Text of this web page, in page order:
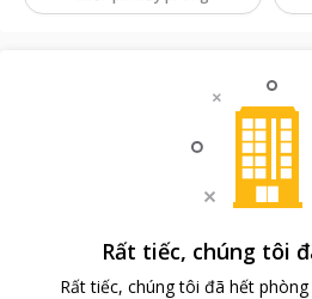
Rất tiếc, chúng tôi
Rất tiếc, chúng tôi đã hết